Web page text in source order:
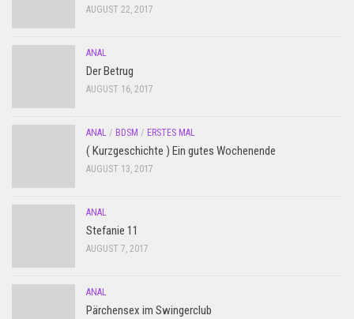
AUGUST 22, 2017
ANAL
Der Betrug
AUGUST 16, 2017
ANAL / BDSM / ERSTES MAL
( Kurzgeschichte ) Ein gutes Wochenende
AUGUST 13, 2017
ANAL
Stefanie 11
AUGUST 7, 2017
ANAL
Pärchensex im Swingerclub